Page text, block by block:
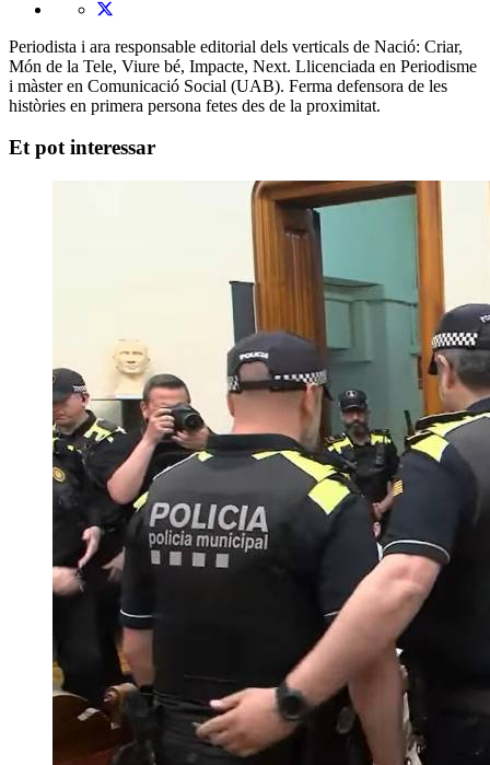
Periodista i ara responsable editorial dels verticals de Nació: Criar,
Món de la Tele, Viure bé, Impacte, Next. Llicenciada en Periodisme
i màster en Comunicació Social (UAB). Ferma defensora de les
històries en primera persona fetes des de la proximitat.
Et pot interessar